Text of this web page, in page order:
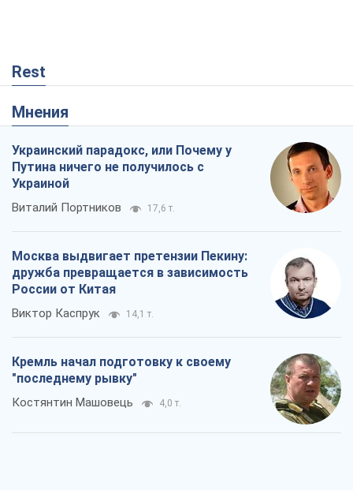
Rest
Мнения
Украинский парадокс, или Почему у
Путина ничего не получилось с
Украиной
Виталий Портников 17,6 т.
Москва выдвигает претензии Пекину:
дружба превращается в зависимость
России от Китая
Виктор Каспрук 14,1 т.
Кремль начал подготовку к своему
"последнему рывку"
Костянтин Машовець 4,0 т.